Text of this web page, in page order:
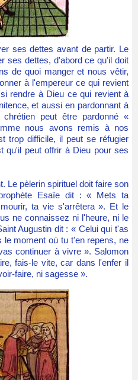
ses dettes avant de partir. Le
ses dettes, d'abord ce qu'il doit
de quoi manger et nous vêtir,
à l'empereur ce qui revient
rendre à Dieu ce qui revient à
et aussi en pardonnant à
peut être pardonné «
nous avons remis à nos
trop difficile, il peut se réfugier
qu'il peut offrir à Dieu pour ses
Le pèlerin spirituel doit faire son
Esaïe dit : « Mets ta
ta vie s'arrêtera ». Et le
ne connaissez ni l'heure, ni le
Augustin dit : « Celui qui t'as
le moment où tu t'en repens, ne
continuer à vivre ». Salomon
fais-le vite, car dans l'enfer il
faire, ni sagesse ».